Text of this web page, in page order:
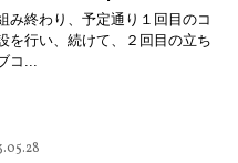
み終わり、予定通り１回目のコ
を行い、続けて、２回目の立ち
コ...